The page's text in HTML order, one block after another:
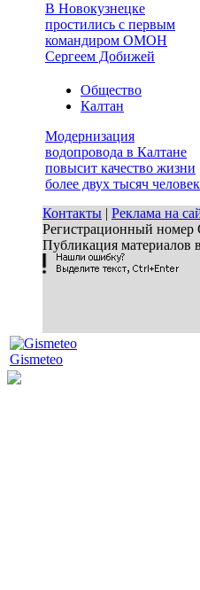
В Новокузнецке
простились с первым
командиром ОМОН
Сергеем Добижей
Общество
Калтан
Модернизация
водопровода в Калтане
повысит качество жизни
более двух тысяч человек
Контакты | Реклама на
Регистрационный
Публикация материалов
Gismeteo